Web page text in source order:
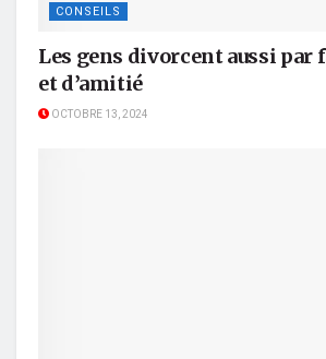
CONSEILS
Les gens divorcent aussi par
et d’amitié
OCTOBRE 13, 2024